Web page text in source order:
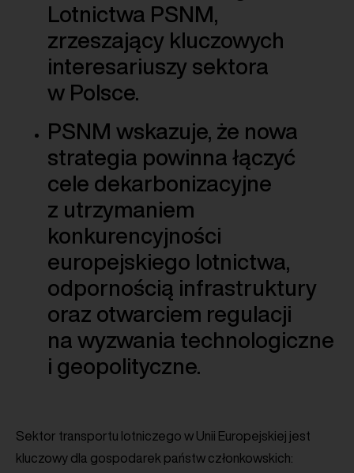
Lotnictwa PSNM,
zrzeszający kluczowych
interesariuszy sektora
w Polsce.
PSNM wskazuje, że nowa
strategia powinna łączyć
cele dekarbonizacyjne
z utrzymaniem
konkurencyjności
europejskiego lotnictwa,
odpornością infrastruktury
oraz otwarciem regulacji
na wyzwania technologiczne
i geopolityczne.
Sektor transportu lotniczego w Unii Europejskiej jest
kluczowy dla gospodarek państw członkowskich: